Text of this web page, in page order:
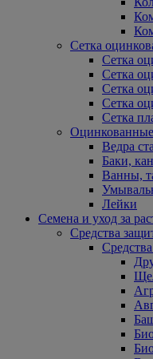
Сетка
Сетка
Сетка
Сетка
Сетка
Сетка
Ведра
Баки,
Ванны,
Лейки
Семена и уход за
Средства